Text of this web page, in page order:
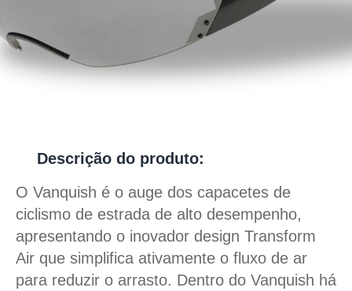
Descrição do produto:
O Vanquish é o auge dos capacetes de
ciclismo de estrada de alto desempenho,
apresentando o inovador design Transform
Air que simplifica ativamente o fluxo de ar
para reduzir o arrasto. Dentro do Vanquish há